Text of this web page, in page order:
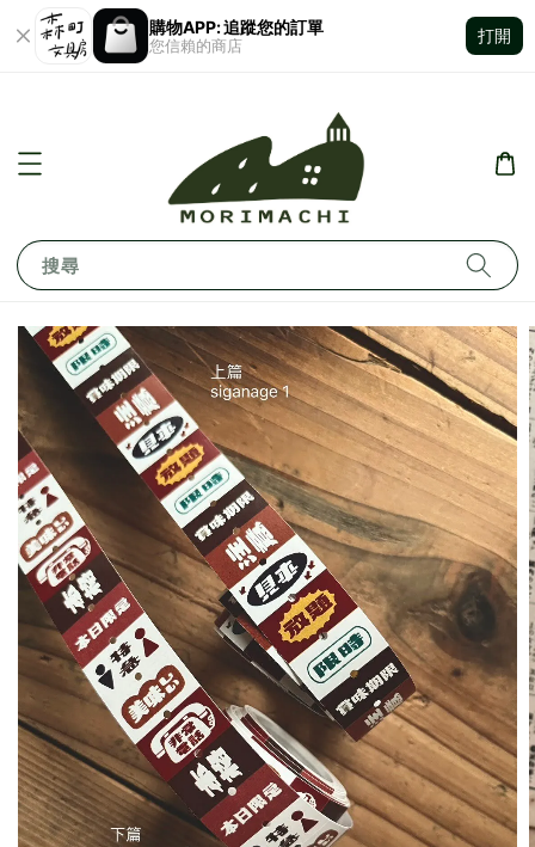
購物APP: 追蹤您的訂單
您信賴的商店
打開
搜尋